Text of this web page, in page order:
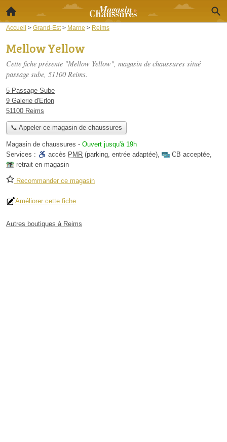
Accueil > Grand-Est > Marne > Reims
Mellow Yellow
Cette fiche présente "Mellow Yellow", magasin de chaussures situé
passage sube, 51100 Reims.
5 Passage Sube
9 Galerie d'Erlon
51100 Reims
📞 Appeler ce magasin de chaussures
Magasin de chaussures - Ouvert jusqu'à 19h
Services :
accès PMR (parking, entrée adaptée), CB acceptée,
retrait en magasin
Recommander ce magasin
Améliorer cette fiche
Autres boutiques à Reims